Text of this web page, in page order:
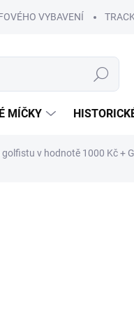
VYBAVENÍ
Hledat
MÍČKY
v hodnotě 1000 Kč+